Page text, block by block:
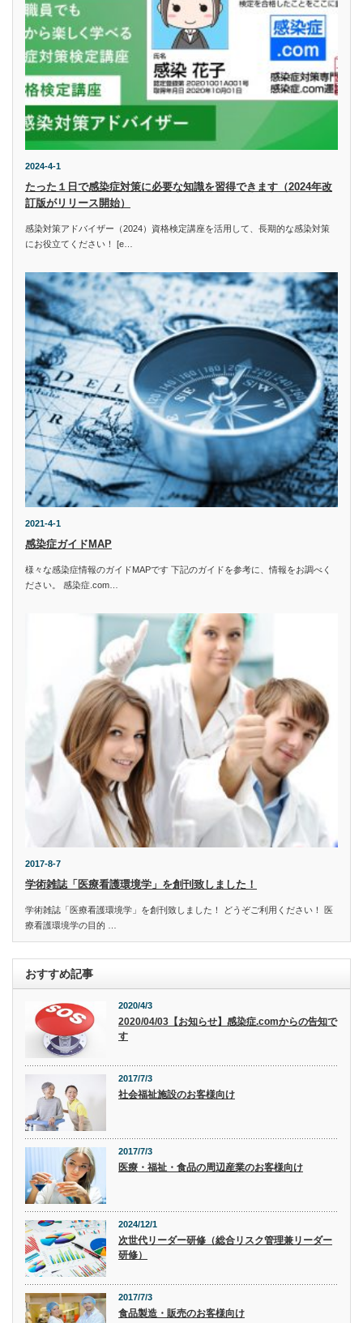
2024-4-1
たった１日で感染症対策に必要な知識を習得できます（2024年改
訂版がリリース開始）
感染対策アドバイザー（2024）資格検定講座を活用して、長期的な感染対策
にお役立てください！ [e…
2021-4-1
感染症ガイドMAP
様々な感染症情報のガイドMAPです 下記のガイドを参考に、情報をお調べく
ださい。 感染症.com…
2017-8-7
学術雑誌「医療看護環境学」を創刊致しました！
学術雑誌「医療看護環境学」を創刊致しました！ どうぞご利用ください！ 医
療看護環境学の目的 …
おすすめ記事
2020/4/3
2020/04/03【お知らせ】感染症.comからの告知で
す
2017/7/3
社会福祉施設のお客様向け
2017/7/3
医療・福祉・食品の周辺産業のお客様向け
2024/12/1
次世代リーダー研修（総合リスク管理兼リーダー
研修）
2017/7/3
食品製造・販売のお客様向け